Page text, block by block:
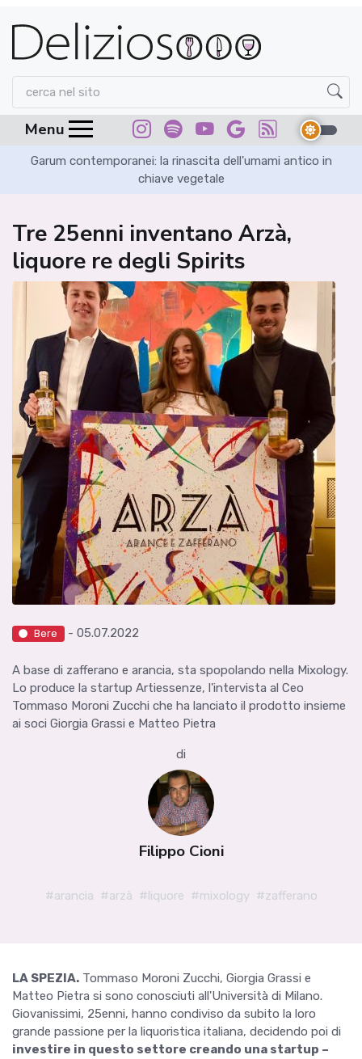
Menu
Garum contemporanei: la rinascita dell'umami antico in
chiave vegetale
Tre 25enni inventano Arzà,
liquore re degli Spirits
Bere - 05.07.2022
A base di zafferano e arancia, sta spopolando nella Mixology.
Lo produce la startup Artiessenze, l'intervista al Ceo
Tommaso Moroni Zucchi che ha lanciato il prodotto insieme
ai soci Giorgia Grassi e Matteo Pietra
di
Filippo Cioni
#arancia #arzà #liquore #mixology #zafferano
LA SPEZIA. Tommaso Moroni Zucchi, Giorgia Grassi e
Matteo Pietra si sono conosciuti all'Università di Milano.
Giovanissimi, 25enni, hanno condiviso da subito la loro
grande passione per la liquoristica italiana, decidendo poi di
investire in questo settore creando una startup –